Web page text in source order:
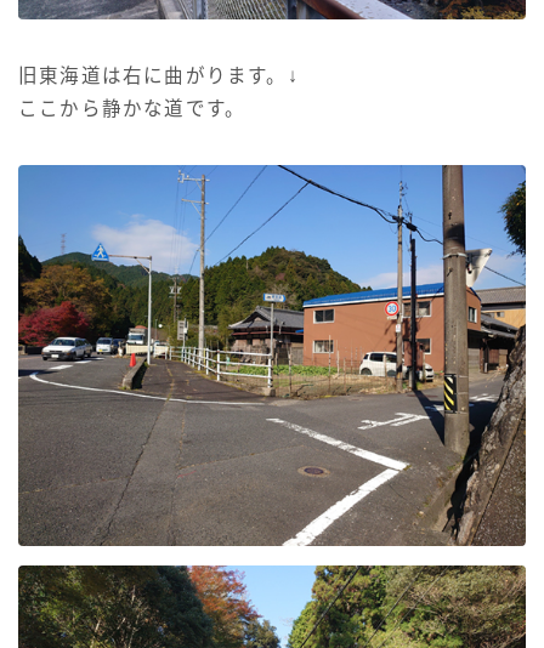
旧東海道は右に曲がります。↓
ここから静かな道です。